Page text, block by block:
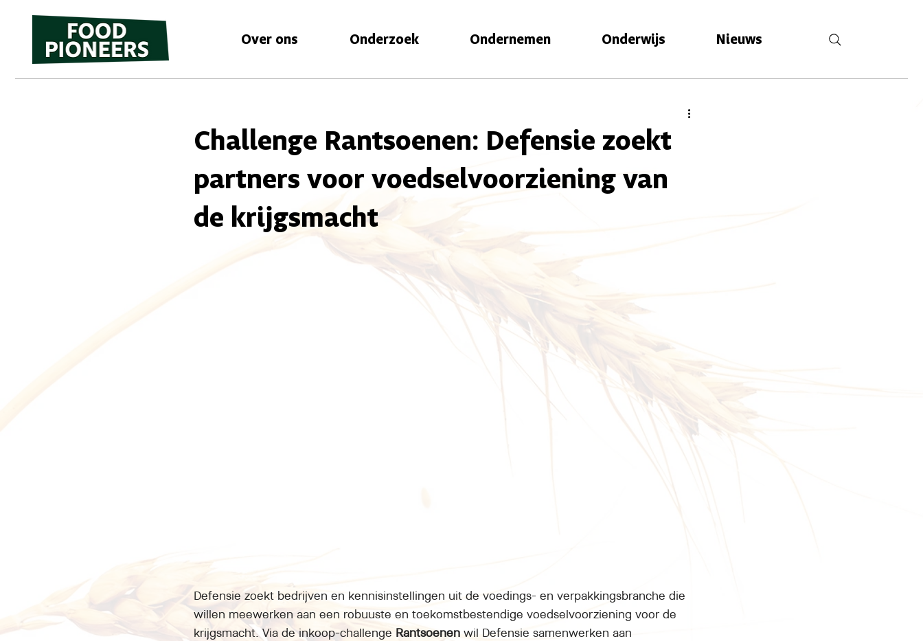
Over ons Onderzoek Ondernemen Onderwijs Nieuws
Challenge Rantsoenen: Defensie zoekt
partners voor voedselvoorziening van
de krijgsmacht
Defensie zoekt bedrijven en kennisinstellingen uit de voedings- en verpakkingsbranche die
willen meewerken aan een robuuste en toekomstbestendige voedselvoorziening voor de
krijgsmacht. Via de inkoop-challenge Rantsoenen wil Defensie samenwerken aan